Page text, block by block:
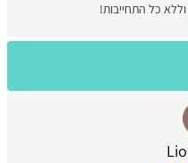
וללא כל התחייבות!